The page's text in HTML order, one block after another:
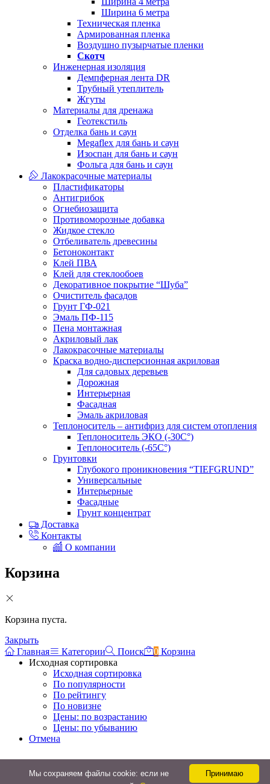
Ширина 6 метра
Техническая пленка
Армированная пленка
Воздушно пузырчатые пленки
Скотч
Инженерная изоляция
Демпферная лента DR
Трубный утеплитель
Жгуты
Материалы для дренажа
Геотекстиль
Отделка бань и саун
Megaflex для бань и саун
Изоспан для бань и саун
Фольга для бань и саун
Лакокрасочные материалы
Пластификаторы
Антигрибок
Огнебиозащита
Противоморозные добавка
Жидкое стекло
Отбеливатель древесины
Бетоноконтакт
Клей ПВА
Клей для стеклообоев
Декоративное покрытие “Шуба”
Очиститель фасадов
Грунт ГФ-021
Эмаль ПФ-115
Пена монтажная
Акриловый лак
Лакокрасочные материалы
Краска водно-дисперсионная акриловая
Для садовых деревьев
Дорожная
Интерьерная
Фасадная
Эмаль акриловая
Теплоноситель – антифриз для систем отопления
Теплоноситель ЭКО (-30С°)
Теплоноситель (-65С°)
Грунтовки
Глубокого проникновения “TIEFGRUND”
Универсальные
Интерьерные
Фасадные
Грунт концентрат
Доставка
Контакты
О компании
Корзина
Корзина пуста.
Закрыть
Главная
Категории Поиск 0 Корзина
Исходная сортировка
Исходная сортировка
По популярности
По рейтингу
По новизне
Цены: по возрастанию
Цены: по убыванию
Отмена
Фильтр товаров
Принимаю
Мы cохраняем файлы cookie: если не